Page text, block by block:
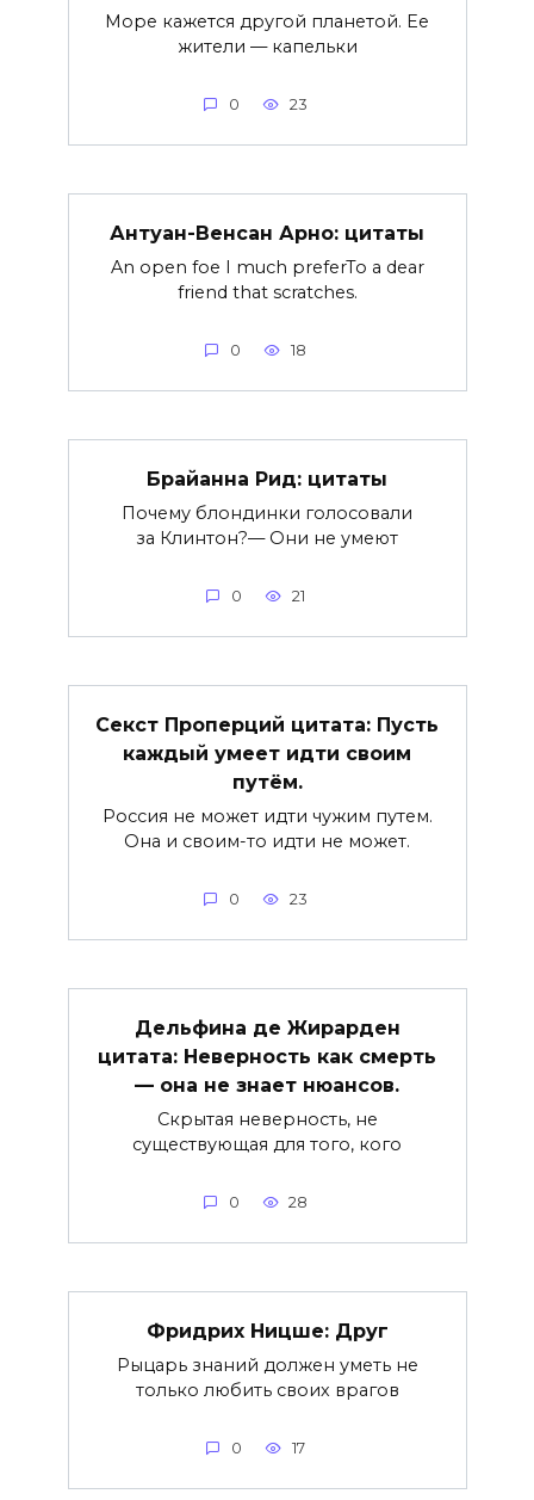
Море кажется другой планетой. Ее
жители — капельки
0 23
Антуан-Венсан Арно: цитаты
An open foe I much preferTo a dear
friend that scratches.
0 18
Брайанна Рид: цитаты
Почему блондинки голосовали
за Клинтон?— Они не умеют
0 21
Секст Проперций цитата: Пусть
каждый умеет идти своим
путём.
Россия не может идти чужим путем.
Она и своим-то идти не может.
0 23
Дельфина де Жирарден
цитата: Неверность как смерть
— она не знает нюансов.
Скрытая неверность, не
существующая для того, кого
0 28
Фридрих Ницше: Друг
Рыцарь знаний должен уметь не
только любить своих врагов
0 17